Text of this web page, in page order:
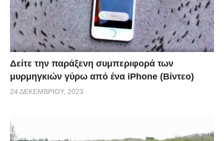
Δείτε την παράξενη συμπεριφορά των
μυρμηγκιών γύρω από ένα iPhone (Βίντεο)
24 ΔΕΚΕΜΒΡΊΟΥ, 2023